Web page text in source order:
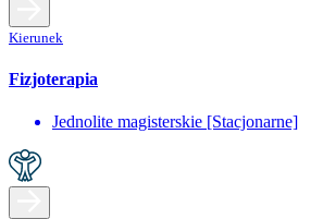
Kierunek
Fizjoterapia
Jednolite magisterskie [Stacjonarne]